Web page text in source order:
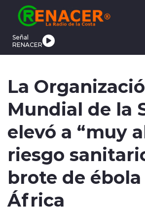
Click acá para ir directamente al
Señal
RENACER
modo claro
La
Mundial de la
elevó a “muy
riesgo
brote de ébola
África